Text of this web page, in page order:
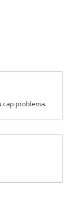
cap problema.